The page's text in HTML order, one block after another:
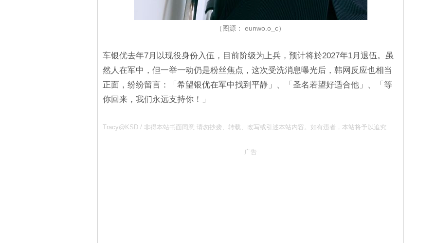
（图源： eunwo.o_c）
车银优去年7月以现役身份入伍，目前阶级为上兵，预计将於2027年1月退伍。虽
然人在军中，但一举一动仍是粉丝焦点，这次受洗消息曝光后，韩网反应也相当
正面，纷纷留言：「希望银优在军中找到平静」、「圣名若望好适合他」、「等
你回来，我们永远支持你！」
Tracy@KSD / 非得本站书面同意 请勿抄袭、转载、改写或引述本站内容。如有违者，本站将予以追究
广告